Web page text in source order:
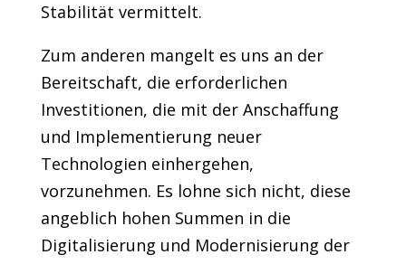
Stabilität vermittelt.
Zum anderen mangelt es uns an der
Bereitschaft, die erforderlichen
Investitionen, die mit der Anschaffung
und Implementierung neuer
Technologien einhergehen,
vorzunehmen. Es lohne sich nicht, diese
angeblich hohen Summen in die
Digitalisierung und Modernisierung der